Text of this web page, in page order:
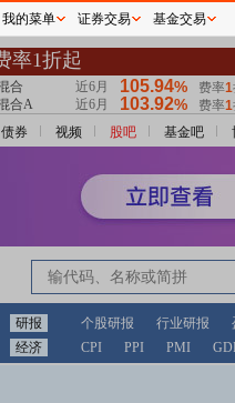
债券 视频 股吧 基金吧
研报 个股研报 行业研报
经济 CPI PPI PMI
我的菜单 证券交易 基金交易